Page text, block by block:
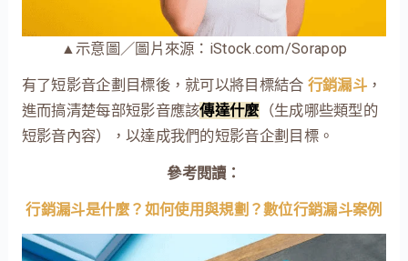
▲示意圖／圖片來源：iStock.com/Sorapop
有了短影音企劃目標後，就可以將目標結合 行銷漏斗 ，
進而搞清楚每部短影音應該傳達什麼 （生成哪些類型的
短影音內容），以達成我們的短影音企劃目標。
參考閱讀：
行銷漏斗是什麼？如何使用與規劃？數位行銷漏斗案例